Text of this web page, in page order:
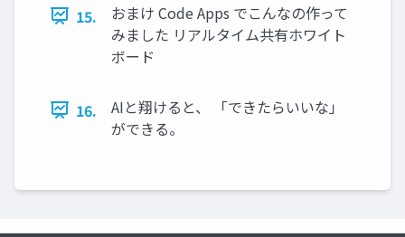
15.
おまけ Code Apps でこんなの作って
みました リアルタイム共有ホワイト
ボード
16.
AIと翔けると、 「できたらいいな」
ができる。